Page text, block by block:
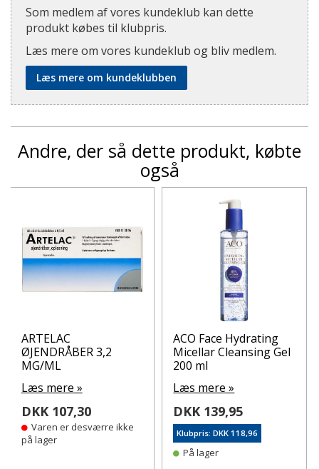
Som medlem af vores kundeklub kan dette
produkt købes til klubpris.
Læs mere om vores kundeklub og bliv medlem.
Læs mere om kundeklubben
Andre, der så dette produkt, købte
også
ARTELAC
ØJENDRÅBER 3,2
MG/ML
Læs mere »
DKK 107,30
Varen er desværre ikke
på lager
ACO Face Hydrating
Micellar Cleansing Gel
200 ml
Læs mere »
DKK 139,95
Klubpris: DKK 118,96
På lager